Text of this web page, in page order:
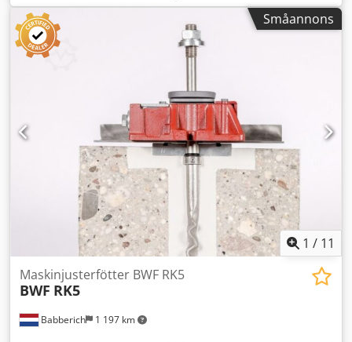
Bredd: 180 mm Höjd: 115 mm Observera: Informationen
på denna sida har sammanställts efter bästa möjliga
kunskap och samvete, och i den mån det är möjligt, har
informationen hämtats från tillverkaren. Informationen
tillhandahålls i god tro, men noggrannheten kan inte
garanteras. Därmed utgör informationen inte någon form
av garanti eller avtalsvillkor. Vi rekommenderar att du
kontrollerar alla viktiga detaljer. Dodpfx Ahozqn Stekekr
Småannons
1 / 11
Babberich 1 197 km
Maskinjusterfötter BWF RK5
BWF RK5